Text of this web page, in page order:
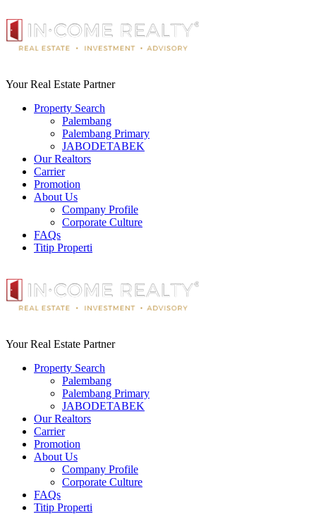
Your Real Estate Partner
Property Search
Palembang
Palembang Primary
JABODETABEK
Our Realtors
Carrier
Promotion
About Us
Company Profile
Corporate Culture
FAQs
Titip Properti
Your Real Estate Partner
Property Search
Palembang
Palembang Primary
JABODETABEK
Our Realtors
Carrier
Promotion
About Us
Company Profile
Corporate Culture
FAQs
Titip Properti